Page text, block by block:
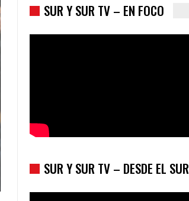
SUR Y SUR TV – EN FOCO
SUR Y SUR TV – DESDE EL SUR